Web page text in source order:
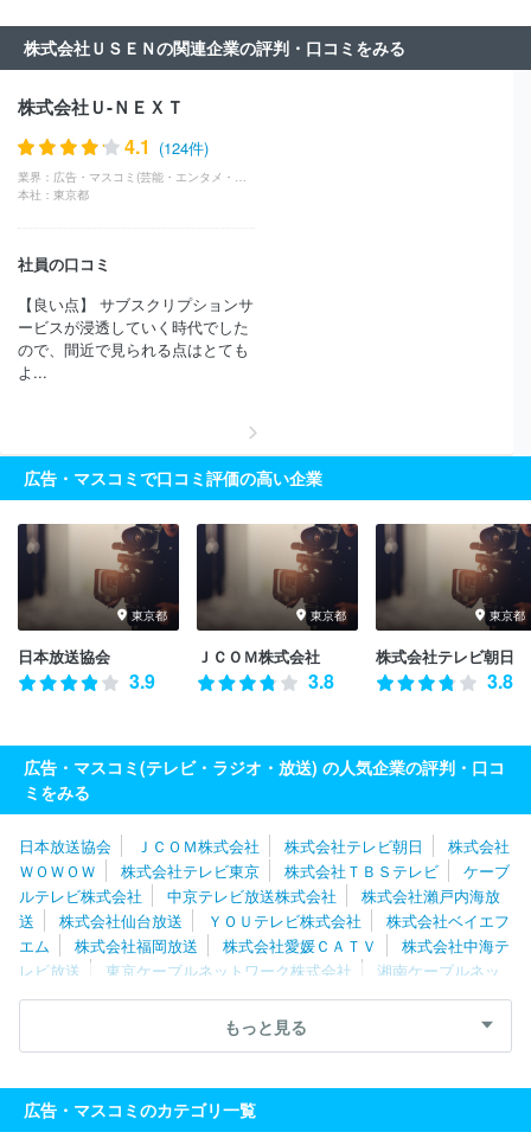
株式会社ＵＳＥＮの関連企業の評判・口コミをみる
株式会社Ｕ‐ＮＥＸＴ
4.1 (124件)
業界：
広告・マスコミ(芸能・エンタメ・映画・音楽)
本社： 東京都
社員の口コミ
【良い点】 サブスクリプションサ
ービスが浸透していく時代でした
ので、間近で見られる点はとても
よ...
広告・マスコミで口コミ評価の高い企業
東京都
日本放送協会
3.9
東京都
ＪＣＯＭ株式会社
3.8
東京都
株式会社テレビ朝日
3.8
広告・マスコミ(テレビ・ラジオ・放送) の人気企業の評判・口コ
ミをみる
日本放送協会 ＪＣＯＭ株式会社 株式会社テレビ朝日
株式会社
ＷＯＷＯＷ
株式会社テレビ東京 株式会社ＴＢＳテレビ
ケーブ
ルテレビ株式会社
中京テレビ放送株式会社
株式会社瀨戸内海放
送
株式会社仙台放送 ＹＯＵテレビ株式会社
株式会社ベイエフ
エム
株式会社福岡放送 株式会社愛媛ＣＡＴＶ
株式会社中海テ
レビ放送
東京ケーブルネットワーク株式会社
湘南ケーブルネッ
トワーク株式会社
スカパーＪＳＡＴ株式会社
株式会社倉敷ケー
株式会社日本入試センター
株式
会社宮崎放送
福島テレビ株式会社
日本海テレビジョン放送株式会社
山隂中央
テレビジヨン放送株式会社
四国放送株式会社
もっと見る
広告・マスコミのカテゴリ一覧